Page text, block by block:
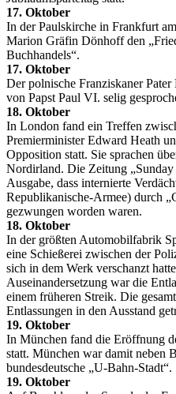
17. Oktober
In der Paulskirche in Frankfurt
Marion Gräfin Dönhoff den
Buchhandels“.
17. Oktober
Der polnische Franziskaner
von Papst Paul VI. selig
18. Oktober
In London fand ein Treffen
Premierminister Edward Heath
Opposition statt. Sie sprachen
Nordirland. Die Zeitung
Ausgabe, dass internierte
Republikanische-Armee) durch
gezwungen worden waren.
18. Oktober
In der größten Automobilfabrik
eine Schießerei zwischen der
sich in dem Werk verschanzt
Auseinandersetzung war die
einem früheren Streik. Die
Entlassungen in den Ausstand
19. Oktober
In München fand die Eröffnung
statt. München war damit neben
bundesdeutsche „U-Bahn-Stadt“.
19. Oktober